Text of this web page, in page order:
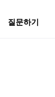
질문하기